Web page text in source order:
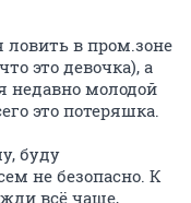
ловить в пром.зоне
это девочка), а
недавно молодой
это потеряшка.
буду
не безопасно. К
всё чаще,